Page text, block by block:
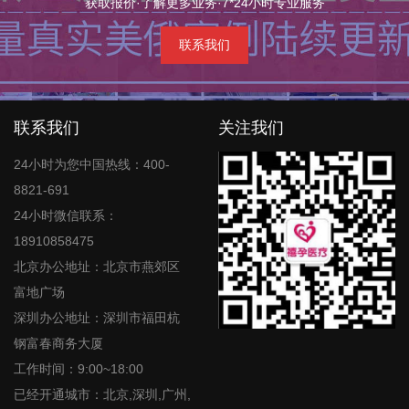
获取报价·了解更多业务·7*24小时专业服务
联系我们
联系我们
24小时为您中国热线：400-
8821-691
24小时微信联系：
18910858475
北京办公地址：北京市燕郊区
富地广场
深圳办公地址：深圳市福田杭
钢富春商务大厦
工作时间：9:00~18:00
已经开通城市：北京,深圳,广州,
关注我们